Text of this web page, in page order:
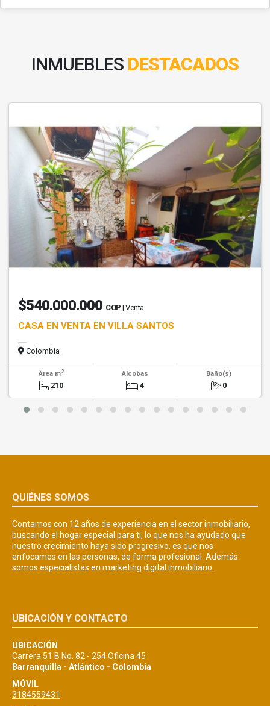
INMUEBLES DESTACADOS
$540.000.000 COP | Venta
CASA EN VENTA EN VILLA SANTOS
Colombia
Área m2
210
Alcobas
4
Baño(s)
0
QUIÉNES SOMOS
Contamos con 12 años de experiencia en el sector inmobiliario,
buscando el hogar especial para ti, lo que nos ha ayudado que
nuestro crecimiento haya sido progresivo, es que nos
enfocamos en las personas, de forma profesional. Además
somos especialistas en marketing digital inmobiliario.
UBICACIÓN Y CONTACTO
UBICACIÓN
Carrera 51 B No. 82 - 254 Oficina 45
Barranquilla - Atlántico - Colombia
MÓVIL
3184559431